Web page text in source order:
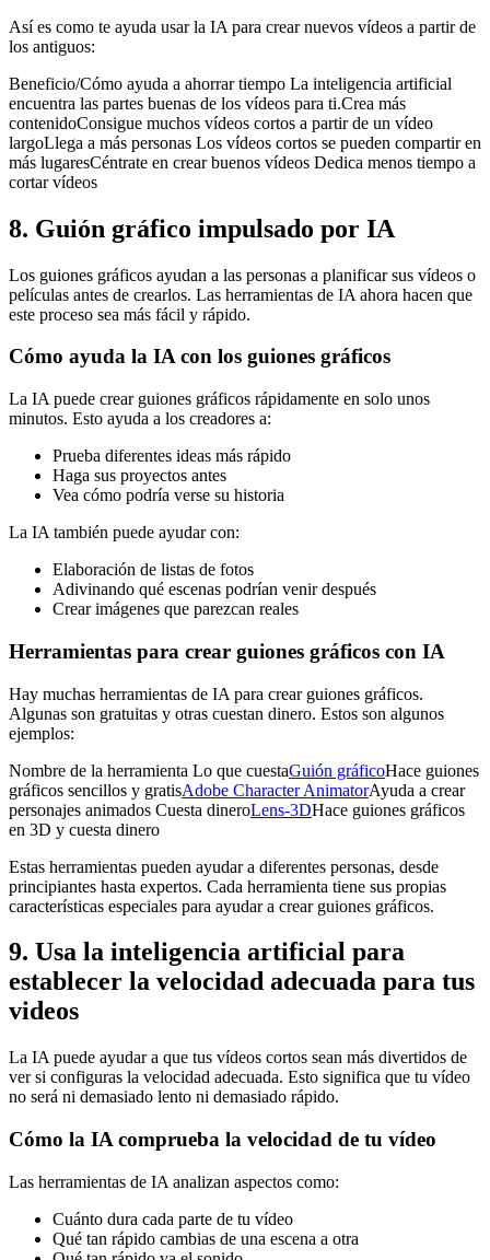
Así es como te ayuda usar la IA para crear nuevos vídeos a partir de
los antiguos:
Beneficio/Cómo ayuda a ahorrar tiempo La inteligencia artificial
encuentra las partes buenas de los vídeos para ti.Crea más
contenidoConsigue muchos vídeos cortos a partir de un vídeo
largoLlega a más personas Los vídeos cortos se pueden compartir en
más lugaresCéntrate en crear buenos vídeos Dedica menos tiempo a
cortar vídeos
8. Guión gráfico impulsado por IA
Los guiones gráficos ayudan a las personas a planificar sus vídeos o
películas antes de crearlos. Las herramientas de IA ahora hacen que
este proceso sea más fácil y rápido.
Cómo ayuda la IA con los guiones gráficos
La IA puede crear guiones gráficos rápidamente en solo unos
minutos. Esto ayuda a los creadores a:
Prueba diferentes ideas más rápido
Haga sus proyectos antes
Vea cómo podría verse su historia
La IA también puede ayudar con:
Elaboración de listas de fotos
Adivinando qué escenas podrían venir después
Crear imágenes que parezcan reales
Herramientas para crear guiones gráficos con IA
Hay muchas herramientas de IA para crear guiones gráficos.
Algunas son gratuitas y otras cuestan dinero. Estos son algunos
ejemplos:
Nombre de la herramienta Lo que cuestaGuión gráficoHace guiones
gráficos sencillos y gratisAdobe Character AnimatorAyuda a crear
personajes animados Cuesta dineroLens-3DHace guiones gráficos
en 3D y cuesta dinero
Estas herramientas pueden ayudar a diferentes personas, desde
principiantes hasta expertos. Cada herramienta tiene sus propias
características especiales para ayudar a crear guiones gráficos.
9. Usa la inteligencia artificial para
establecer la velocidad adecuada para tus
videos
La IA puede ayudar a que tus vídeos cortos sean más divertidos de
ver si configuras la velocidad adecuada. Esto significa que tu vídeo
no será ni demasiado lento ni demasiado rápido.
Cómo la IA comprueba la velocidad de tu vídeo
Las herramientas de IA analizan aspectos como:
Cuánto dura cada parte de tu vídeo
Qué tan rápido cambias de una escena a otra